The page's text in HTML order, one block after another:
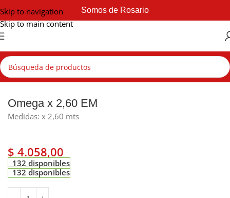
Skip to navigation
Skip to main content
Somos de Rosario
Inicio Construcción en seco Perfiles
Omega x 2,60 EM
Medidas: x 2,60 mts
$ 4.058,00
132 disponibles
132 disponibles